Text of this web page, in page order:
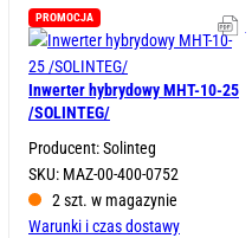
40-
100
/SOLINTEG/
PROMOCJA
Inwerter hybrydowy MHT-10-25
/SOLINTEG/
Producent: Solinteg
SKU: MAZ-00-400-0752
2 szt. w magazynie
Warunki i czas dostawy